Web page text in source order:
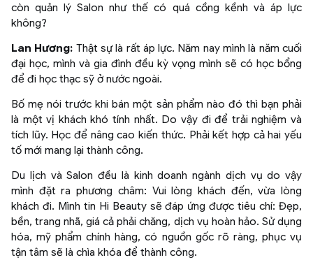
còn quản lý Salon như thế có quá cồng kềnh và áp lực
không?
Lan Hương: Thật sự là rất áp lực. Năm nay mình là năm cuối
đại học, mình và gia đình đều kỳ vọng mình sẽ có học bổng
để đi học thạc sỹ ở nước ngoài.
Bố mẹ nói trước khi bán một sản phẩm nào đó thì bạn phải
là một vị khách khó tính nhất. Do vậy đi để trải nghiệm và
tích lũy. Học để nâng cao kiến thức. Phải kết hợp cả hai yếu
tố mới mang lại thành công.
Du lịch và Salon đều là kinh doanh ngành dịch vụ do vậy
mình đặt ra phương châm: Vui lòng khách đến, vừa lòng
khách đi. Mình tin Hi Beauty sẽ đáp ứng được tiêu chí: Đẹp,
bền, trang nhã, giá cả phải chăng, dịch vụ hoàn hảo. Sử dụng
hóa, mỹ phẩm chính hàng, có nguồn gốc rõ ràng, phục vụ
tận tâm sẽ là chìa khóa để thành công.